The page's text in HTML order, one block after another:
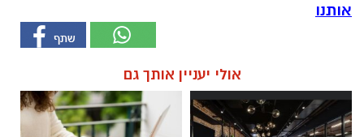
אותנו
אולי יעניין אותך גם